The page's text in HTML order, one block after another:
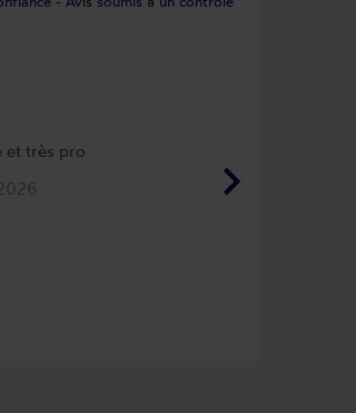
keyboard_arrow_right
et très pro